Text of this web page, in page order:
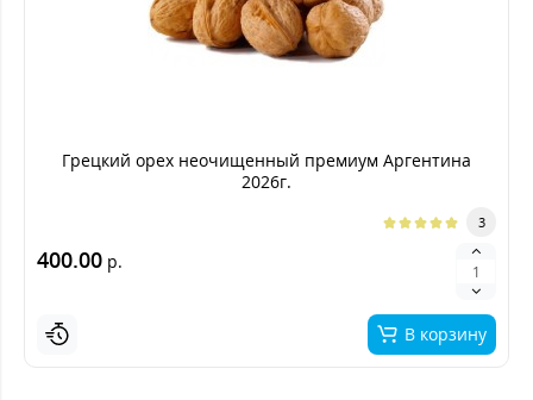
Грецкий орех неочищенный премиум Аргентина
2026г.
3
400.00 р.
В корзину